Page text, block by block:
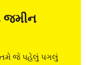
જમીન
તમે જે પહેલું પગલું